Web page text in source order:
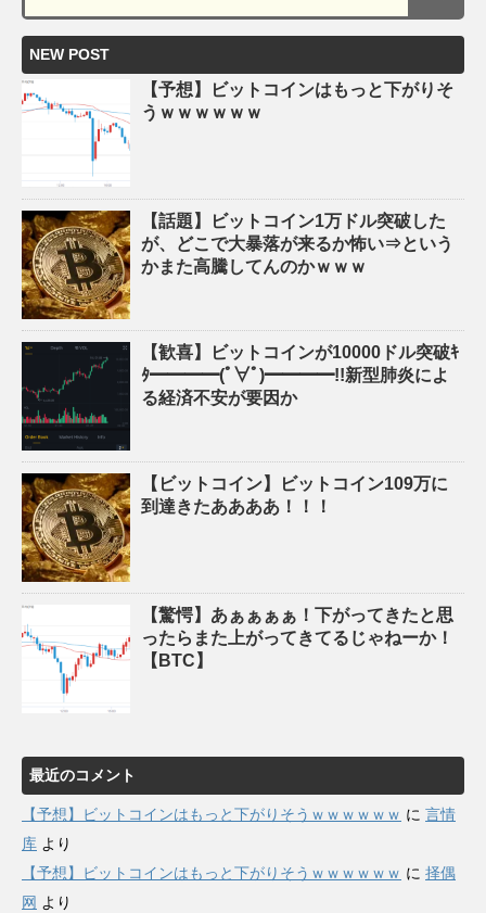
NEW POST
【予想】ビットコインはもっと下がりそ
うｗｗｗｗｗｗ
【話題】ビットコイン1万ドル突破した
が、どこで大暴落が来るか怖い⇒という
かまた高騰してんのかｗｗｗ
【歓喜】ビットコインが10000ドル突破ｷ
ﾀ━━━━(ﾟ∀ﾟ)━━━━!!新型肺炎によ
る経済不安が要因か
【ビットコイン】ビットコイン109万に
到達きたああああ！！！
【驚愕】あぁぁぁぁ！下がってきたと思
ったらまた上がってきてるじゃねーか！
【BTC】
最近のコメント
【予想】ビットコインはもっと下がりそうｗｗｗｗｗｗ に 言情
库 より
【予想】ビットコインはもっと下がりそうｗｗｗｗｗｗ に 择偶
网 より